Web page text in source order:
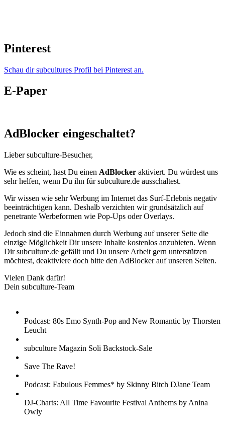
Pinterest
Schau dir subcultures Profil bei Pinterest an.
E-Paper
AdBlocker eingeschaltet?
Lieber subculture-Besucher,
Wie es scheint, hast Du einen AdBlocker aktiviert. Du würdest uns
sehr helfen, wenn Du ihn für subculture.de ausschaltest.
Wir wissen wie sehr Werbung im Internet das Surf-Erlebnis negativ
beeinträchtigen kann. Deshalb verzichten wir grundsätzlich auf
penetrante Werbeformen wie Pop-Ups oder Overlays.
Jedoch sind die Einnahmen durch Werbung auf unserer Seite die
einzige Möglichkeit Dir unsere Inhalte kostenlos anzubieten. Wenn
Dir subculture.de gefällt und Du unsere Arbeit gern unterstützen
möchtest, deaktiviere doch bitte den AdBlocker auf unseren Seiten.
Vielen Dank dafür!
Dein subculture-Team
Podcast: 80s Emo Synth-Pop and New Romantic by Thorsten
Leucht
subculture Magazin Soli Backstock-Sale
Save The Rave!
Podcast: Fabulous Femmes* by Skinny Bitch DJane Team
DJ-Charts: All Time Favourite Festival Anthems by Anina
Owly